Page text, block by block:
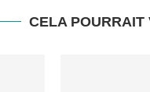
CELA POURRAIT